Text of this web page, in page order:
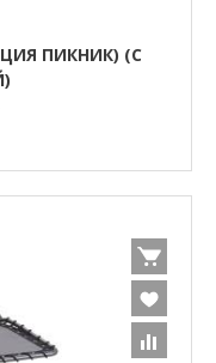
ПИКНИК) (С